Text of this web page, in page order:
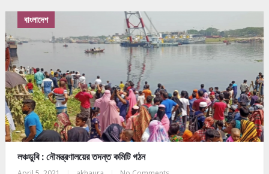
বাংলাদেশ
লঞ্চডুবি : নৌমন্ত্রণালয়ের তদন্ত কমিটি গঠন